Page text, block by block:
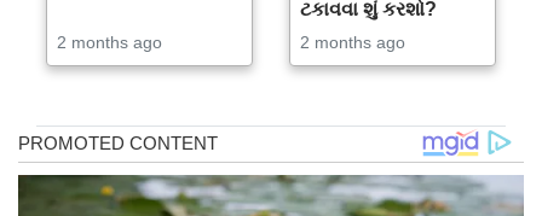
2 months ago
ટકાવવા શું કરશો?
2 months ago